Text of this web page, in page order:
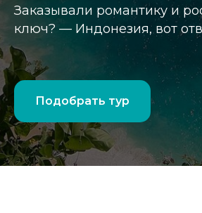
Заказывали романтику и
ключ? — Индонезия, вот
Подобрать тур